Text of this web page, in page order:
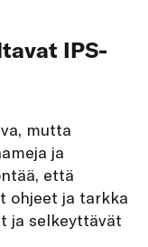
IPS-
mutta
ja
että
ohjeet ja tarkka
ja selkeyttävät